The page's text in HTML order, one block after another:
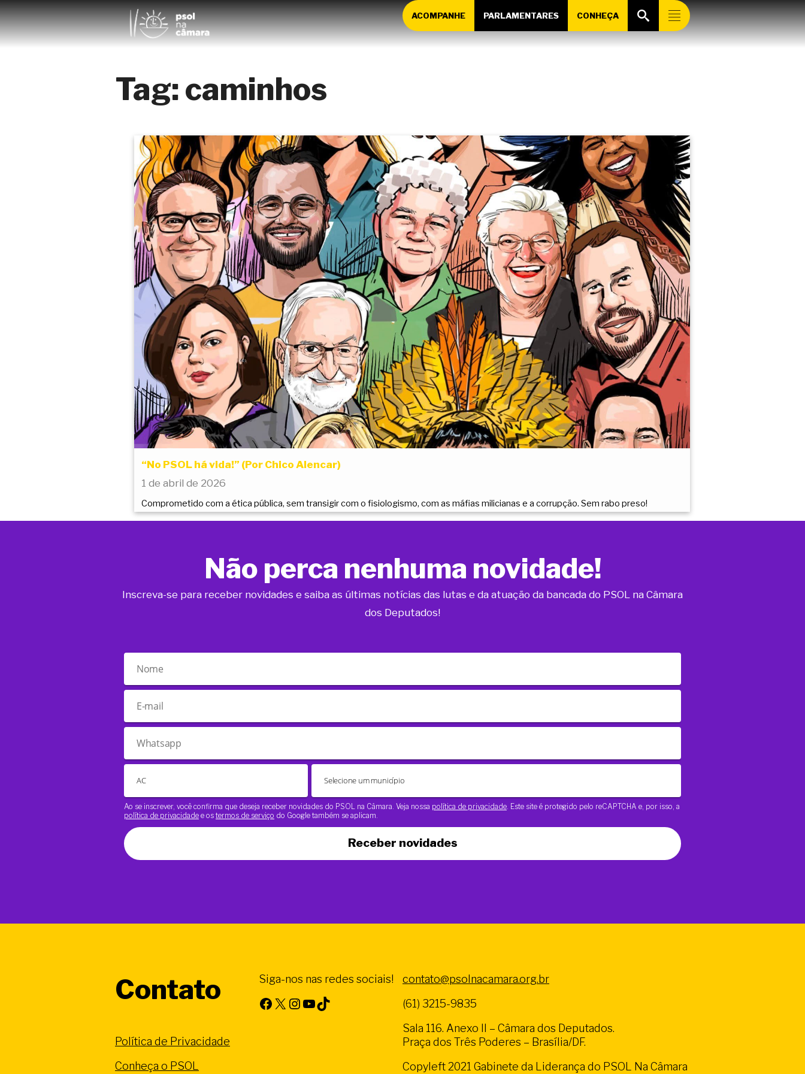
ACOMPANHE PARLAMENTARES CONHEÇA
Tag:caminhos
“No PSOL há vida!” (Por Chico Alencar)
1 de abril de 2026
Comprometido com a ética pública, sem transigir com o fisiologismo, com as máfias milicianas e a corrupção. Sem rabo preso!
Não perca nenhuma novidade!
Inscreva-se para receber novidades e saiba as últimas notícias das lutas e da atuação da bancada do PSOL na Câmara
dos Deputados!
Ao se inscrever, você confirma que deseja receber novidades do PSOL na Câmara. Veja nossa política de privacidade . Este site é protegido pelo reCAPTCHA e, por isso, a
política de privacidade e os termos de serviço do Google também se aplicam.
Receber novidades
Contato
Política de Privacidade
Conheça o PSOL
Siga-nos nas redes sociais!
Facebook X Instagram Youtube TikTok
contato@psolnacamara.org.br
(61) 3215-9835
Sala 116. Anexo II – Câmara dos Deputados.
Praça dos Três Poderes – Brasília/DF.
Copyleft 2021 Gabinete da Liderança do PSOL Na Câmara